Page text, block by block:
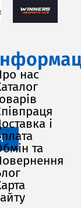
нас
і
та